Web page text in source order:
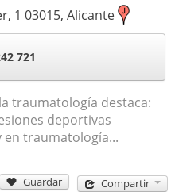
1 03015, Alicante
721
traumatología destaca:
deportivas
traumatología...
Guardar Compartir